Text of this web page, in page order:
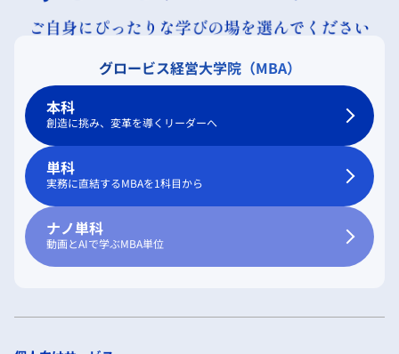
グロービス経営大学院（MBA）
本科
創造に挑み、変革を導くリーダーへ
単科
実務に直結するMBAを1科目から
ナノ単科
動画とAIで学ぶMBA単位